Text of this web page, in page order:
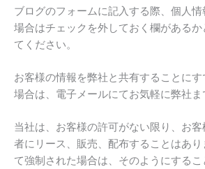
ブログのフォームに記入する際、個人
場合はチェックを外しておく欄がある
てください。
お客様の情報を弊社と共有することに
場合は、電子メールにてお気軽に弊社ま
当社は、お客様の許可がない限り、お
者にリース、販売、配布することはあ
て強制された場合は、そのようにする